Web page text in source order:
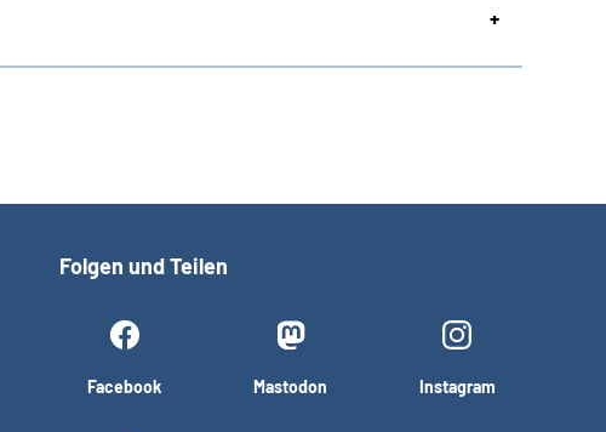
Folgen und Teilen
Facebook Mastodon Instagram